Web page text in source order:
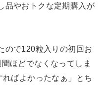
品やおトクな定期購入が
ので120粒入りの初回お
ほどでなくなってしま
ばよかったなぁ」とち